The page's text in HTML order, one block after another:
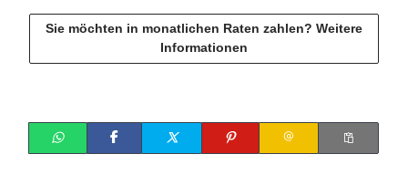
Sie möchten in monatlichen Raten zahlen? Weitere
Informationen